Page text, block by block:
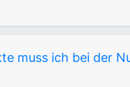
muss ich bei der